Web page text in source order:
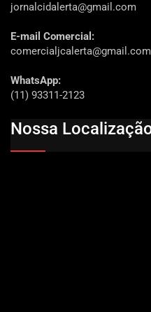
jornalcidalerta@gmail.com
E-mail Comercial:
comercialjcalerta@gmail.com
WhatsApp:
(11) 93311-2123
Nossa